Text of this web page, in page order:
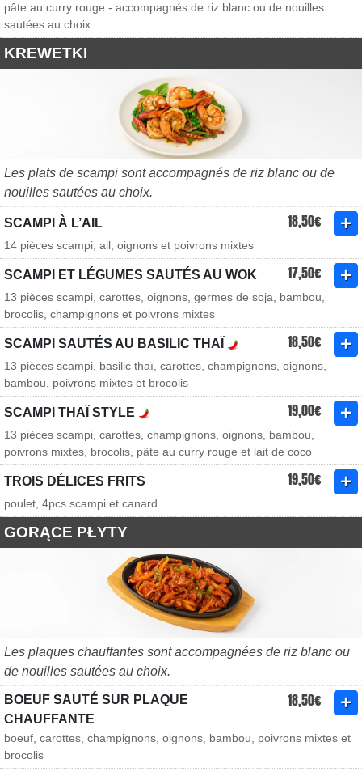
pâte au curry rouge - accompagnés de riz blanc ou de nouilles
sautées au choix
KREWETKI
Les plats de scampi sont accompagnés de riz blanc ou de
nouilles sautées au choix.
SCAMPI À L’AIL 18,50€
14 pièces scampi, ail, oignons et poivrons mixtes
SCAMPI ET LÉGUMES SAUTÉS AU WOK 17,50€
13 pièces scampi, carottes, oignons, germes de soja, bambou,
brocolis, champignons et poivrons mixtes
SCAMPI SAUTÉS AU BASILIC THAÏ 18,50€
13 pièces scampi, basilic thaï, carottes, champignons, oignons,
bambou, poivrons mixtes et brocolis
SCAMPI THAÏ STYLE 19,00€
13 pièces scampi, carottes, champignons, oignons, bambou,
poivrons mixtes, brocolis, pâte au curry rouge et lait de coco
TROIS DÉLICES FRITS 19,50€
poulet, 4pcs scampi et canard
GORĄCE PŁYTY
Les plaques chauffantes sont accompagnées de riz blanc ou
de nouilles sautées au choix.
BOEUF SAUTÉ SUR PLAQUE
CHAUFFANTE
18,50€
boeuf, carottes, champignons, oignons, bambou, poivrons mixtes et
brocolis